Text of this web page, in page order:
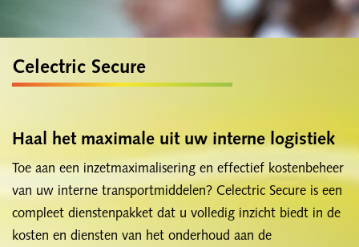
Celectric Secure
Haal het maximale uit uw interne logistiek
Toe aan een inzetmaximalisering en effectief kostenbeheer
van uw interne transportmiddelen? Celectric Secure is een
compleet dienstenpakket dat u volledig inzicht biedt in de
kosten en diensten van het onderhoud aan de